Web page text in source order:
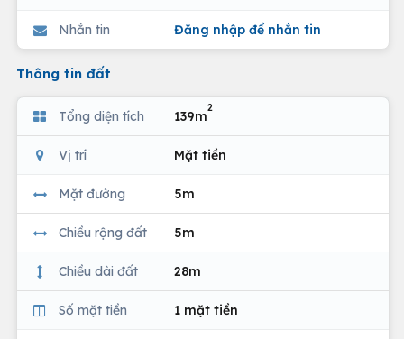
Nhắn tin Đăng nhập để nhắn tin
Thông tin đất
Tổng diện tích 139m
2
Vị trí Mặt tiền
Mặt đường 5m
Chiều rộng đất 5m
Chiều dài đất 28m
Số mặt tiền 1 mặt tiền